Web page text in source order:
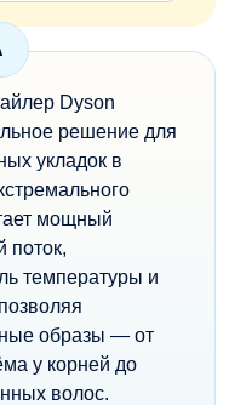
Dyson
решение для
укладок в
мощный
поток,
температуры и
образы — от
у корней до
волос.